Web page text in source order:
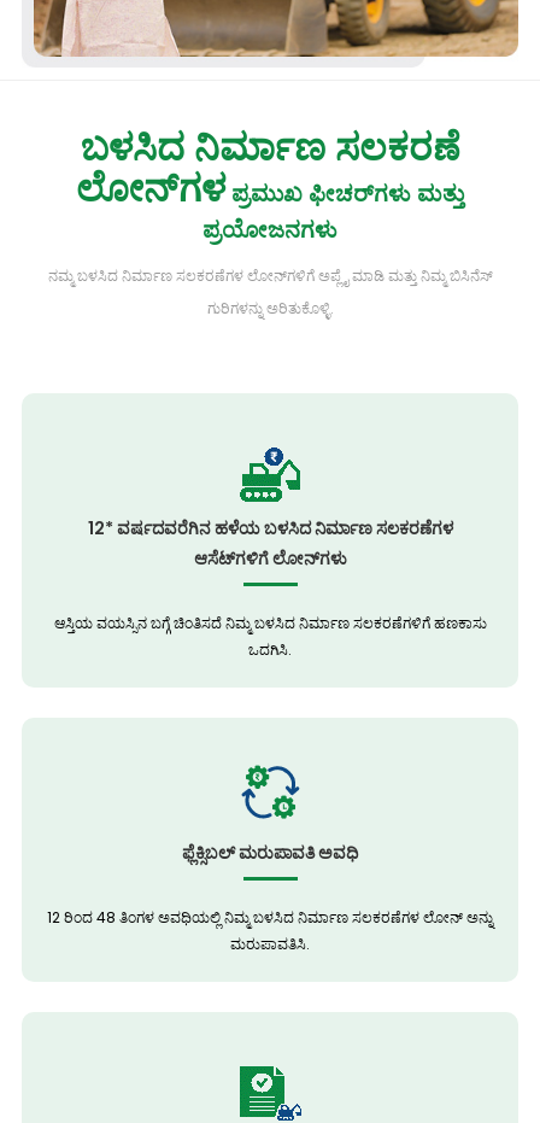
ಬಳಸಿದ ನಿರ್ಮಾಣ ಸಲಕರಣೆ
ಲೋನ್‌ಗಳಪ್ರಮುಖ ಫೀಚರ್‌ಗಳು ಮತ್ತು
ಪ್ರಯೋಜನಗಳು
ನಮ್ಮ ಬಳಸಿದ ನಿರ್ಮಾಣ ಸಲಕರಣೆಗಳ ಲೋನ್‌ಗಳಿಗೆ ಅಪ್ಲೈ ಮಾಡಿ ಮತ್ತು ನಿಮ್ಮ ಬಿಸಿನೆಸ್
ಗುರಿಗಳನ್ನು ಅರಿತುಕೊಳ್ಳಿ.
12* ವರ್ಷದವರೆಗಿನ ಹಳೆಯ ಬಳಸಿದ ನಿರ್ಮಾಣ ಸಲಕರಣೆಗಳ
ಆಸೆಟ್‌ಗಳಿಗೆ ಲೋನ್‌ಗಳು
ಆಸ್ತಿಯ ವಯಸ್ಸಿನ ಬಗ್ಗೆ ಚಿಂತಿಸದೆ ನಿಮ್ಮ ಬಳಸಿದ ನಿರ್ಮಾಣ ಸಲಕರಣೆಗಳಿಗೆ ಹಣಕಾಸು
ಒದಗಿಸಿ.
ಫ್ಲೆಕ್ಸಿಬಲ್ ಮರುಪಾವತಿ ಅವಧಿ
12 ರಿಂದ 48 ತಿಂಗಳ ಅವಧಿಯಲ್ಲಿ ನಿಮ್ಮ ಬಳಸಿದ ನಿರ್ಮಾಣ ಸಲಕರಣೆಗಳ ಲೋನ್ ಅನ್ನು
ಮರುಪಾವತಿಸಿ.